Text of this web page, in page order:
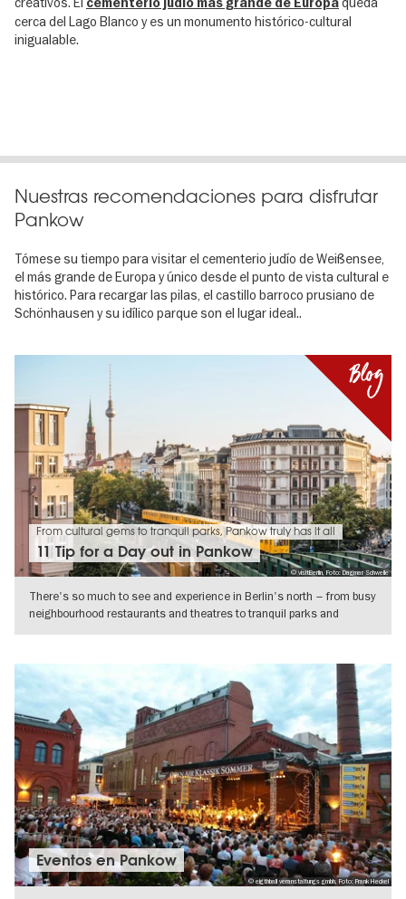
cerca del Lago Blanco y es un monumento histórico-cultural
inigualable.
Nuestras recomendaciones para disfrutar
Pankow
Tómese su tiempo para visitar el cementerio judío de Weißensee,
el más grande de Europa y único desde el punto de vista cultural e
histórico. Para recargar las pilas, el castillo barroco prusiano de
Schönhausen y su idílico parque son el lugar ideal..
© visitBerlin, Foto: Dagmar Schwelle
From cultural gems to tranquil parks, Pankow truly has it all
11 Tip for a Day out in Pankow
There's so much to see and experience in Berlin's north – from busy
neighbourhood restaurants and theatres to tranquil parks and
© eigthball veranstaltungs gmbh, Foto: Frank Heckel
Eventos en Pankow